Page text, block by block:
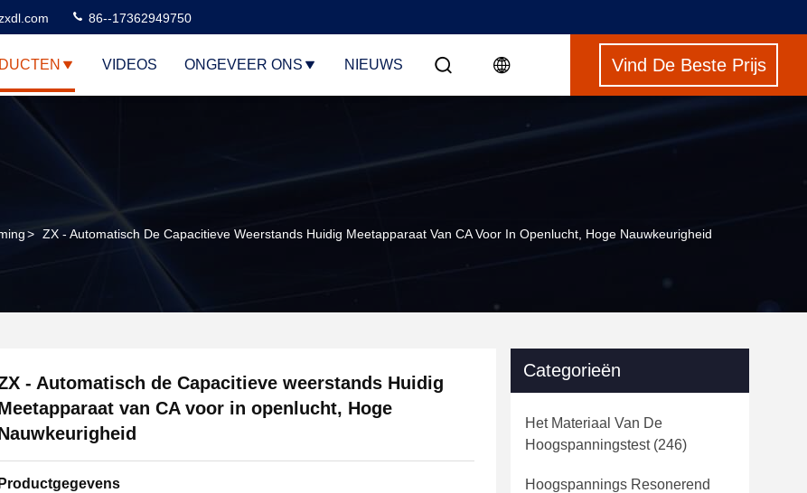
86--17362949750
VIDEOS ONGEVEER ONS NIEUWS Vind De Beste Prijs
> ZX - Automatisch De Capacitieve Weerstands Huidig Meetapparaat Van CA Voor In Openlucht, Hoge Nauwkeurigheid
- Automatisch de Capacitieve weerstands Huidig
van CA voor in openlucht, Hoge
Productgegevens
Categorieën
Het Materiaal Van De
Hoogspanningstest(246)
Hoogspannings Resonerend